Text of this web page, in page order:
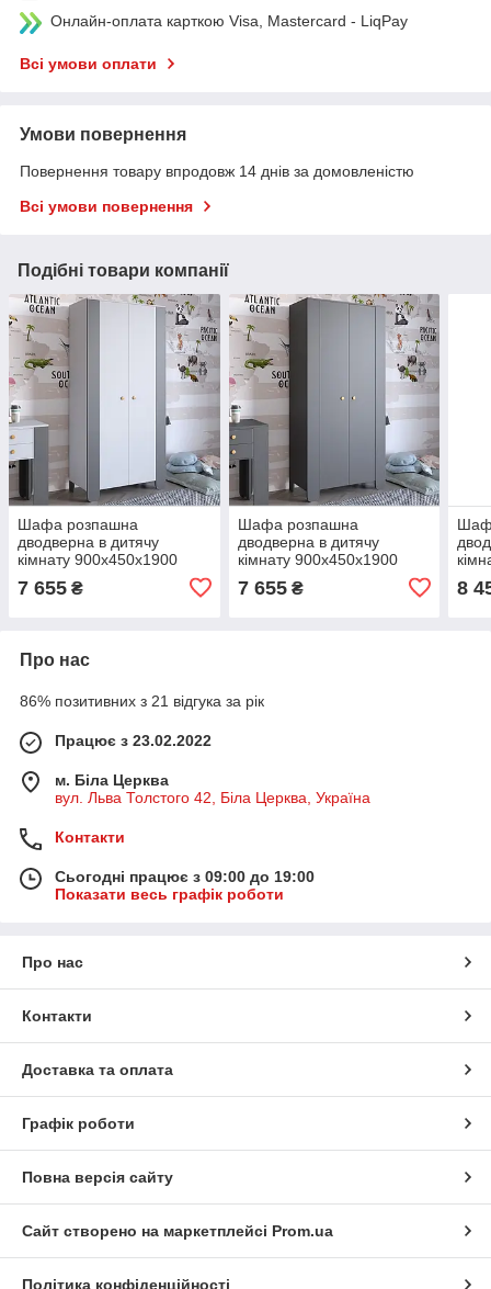
Онлайн-оплата карткою Visa, Mastercard - LiqPay
Всі умови оплати
Умови повернення
Повернення товару впродовж 14 днів за домовленістю
Всі умови повернення
Подібні товари компанії
Шафа розпашна
дводверна в дитячу
кімнату 900х450х1900
LION Інді Німфея Альба
(білий)/Антрацит (LION-
7 655 ₴
Шафа розпашна
дводверна в дитячу
кімнату 900х450х1900
LION Інді Антрацит (LION-
041573)
7 655₴ 8
Про нас
86% позитивних з 21 відгука за рік
Працює з 23.02.2022
м. Біла Церква
вул. Льва Толстого 42, Біла Церква, Україна
Контакти
Сьогодні працює з 09:00 до 19:00
Показати весь графік роботи
Про нас
Контакти
Доставка та оплата
Графік роботи
Повна версія сайту
Сайт створено на маркетплейсі Prom.ua
Політика конфіденційності